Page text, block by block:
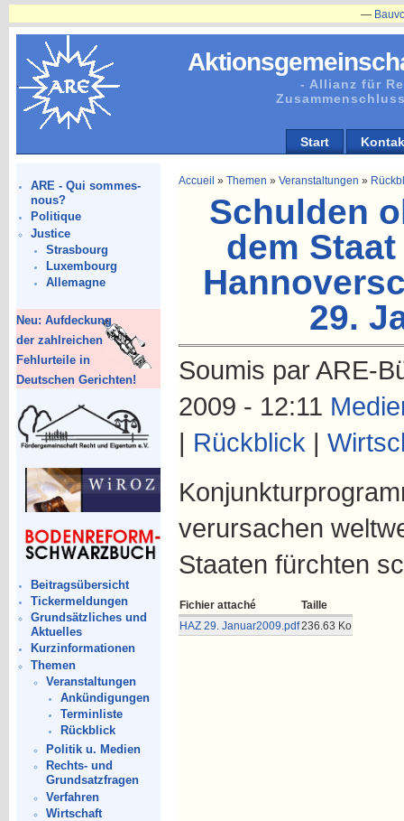
- Allianz für
Start
ARE - Qui sommes-
nous?
Politique
Justice
Strasbourg
Luxembourg
Allemagne
Neu: Aufdeckung
der zahlreichen
Fehlurteile in
Deutschen Gerichten!
Beitragsübersicht
Tickermeldungen
Grundsätzliches und
Aktuelles
Kurzinformationen
Themen
Veranstaltungen
Ankündigungen
Terminliste
Rückblick
Politik u. Medien
Rechts- und
Grundsatzfragen
Verfahren
Wirtschaft
Accueil » Themen » Veranstaltungen »
Schulden
dem
29.
Soumis par ARE-
2009 - 12:11
| Rückblick |
verursachen
Staaten fürchten
Fichier attaché
Taille
HAZ 29. Januar2009.pdf236.63 Ko